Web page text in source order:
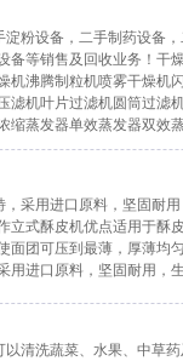
粉设备，二手制药设备
备等销售及回收业务！干
机沸腾制粒机喷雾干燥机
滤机叶片过滤机圆筒过滤
缩蒸发器单效蒸发器双效
采用进口原料，坚固耐
立式酥皮机优点适用于酥
面团可压到最薄，厚薄均
用进口原料，坚固耐用，
清洗蔬菜、水果、中草